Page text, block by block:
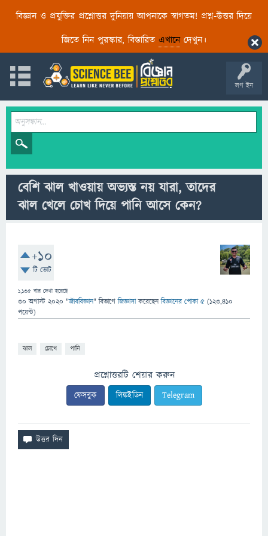
বিজ্ঞান ও প্রযুক্তির প্রশ্নোত্তর দুনিয়ায় আপনাকে স্বাগতম! প্রশ্ন-উত্তর দিয়ে
জিতে নিন পুরস্কার, বিস্তারিত এখানেদেখুন।
লগ ইন
বেশি ঝাল খাওয়ায় অভ্যস্ত নয় যারা, তাদের
ঝাল খেলে চোখ দিয়ে পানি আসে কেন?
+10
টি ভোট
1,135 বার দেখা হয়েছে
30 অগাস্ট 2020 "জীববিজ্ঞান" বিভাগে জিজ্ঞাসাকরেছেনবিজ্ঞানের পোকা ৫ (123,410
পয়েন্ট)
ঝাল চোখে পানি
প্রশ্নোত্তরটি শেয়ার করুন
ফেসবুক লিঙ্কইডিন Telegram